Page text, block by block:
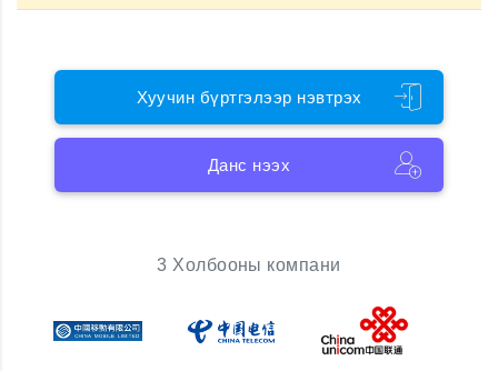
Хуучин бүртгэлээр нэвтрэх
Данс нээх
3 Холбооны компани